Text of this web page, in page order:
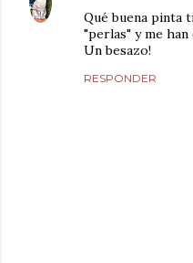
Qué buena pinta
"perlas" y me han
Un besazo!
RESPONDER